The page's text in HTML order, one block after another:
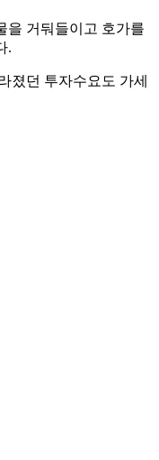
을 거둬들이고 호가를
.
졌던 투자수요도 가세